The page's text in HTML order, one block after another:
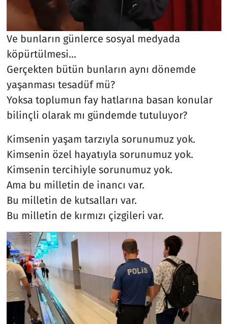
Ve bunların günlerce sosyal medyada
köpürtülmesi...
Gerçekten bütün bunların aynı dönemde
yaşanması tesadüf mü?
Yoksa toplumun fay hatlarına basan konular
bilinçli olarak mı gündemde tutuluyor?
Kimsenin yaşam tarzıyla sorunumuz yok.
Kimsenin özel hayatıyla sorunumuz yok.
Kimsenin tercihiyle sorunumuz yok.
Ama bu milletin de inancı var.
Bu milletin de kutsalları var.
Bu milletin de kırmızı çizgileri var.